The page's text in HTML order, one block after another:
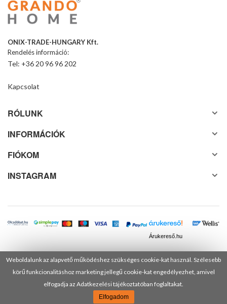
Weboldalunk az alapvető működéshez szükséges cookie-kat használ. Szélesebb
körű funkcionalitáshoz marketing jellegű cookie-kat engedélyezhet, amivel
elfogadja az Adatkezelési tájékoztatóban foglaltakat.
Elfogadom
ONIX-TRADE-HUNGARY Kft.
Rendelés információ:
Tel: +36 20 96 96 202
Kapcsolat
RÓLUNK
INFORMÁCIÓK
FIÓKOM
INSTAGRAM
Árukereső.hu
© 2025 Minden jog fenntartva! DANUSA Hungary Kft.